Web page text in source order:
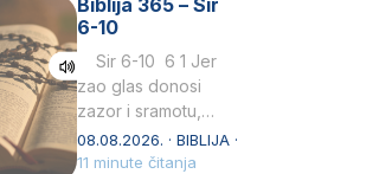
Praedicatorum – OP).
Svojim životom,
dubokom ljubavlju
prema Kristu…
Biblija 365 – Sir
6-10
Sir 6-10 6 1 Jer
zao glas donosi
zazor i sramotu,
kako to biva
grešniku
08.08.2026. · BIBLIJA ·
11 minute čitanja